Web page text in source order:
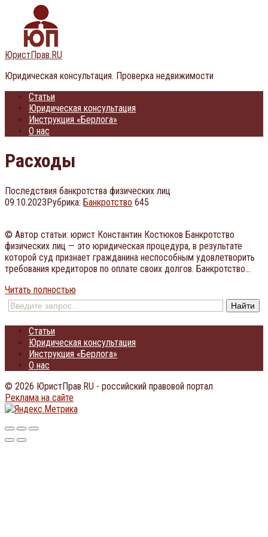
Перейти
контенту
ЮристПрав.RU
Юридическая консультация. Проверка недвижимости
Статьи
Юридическая консультация
Инструкция «Берлога»
О нас
Расходы
Последствия банкротства физических лиц
09.10.2023Рубрика: Банкротство 645
© Автор статьи: юрист Константин Костюков Банкротство
физических лиц — это юридическая процедура, в результате
которой суд признает гражданина неспособным удовлетворить
требования кредиторов по оплате своих долгов. Банкротство…
Читать полностью
Статьи
Юридическая консультация
Инструкция «Берлога»
О нас
© 2026 ЮристПрав.RU - российский правовой портал
Реклама на сайте